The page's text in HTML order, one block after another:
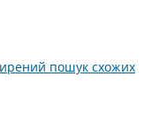
пошук схожих